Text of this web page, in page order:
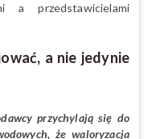
a przedstawicielami
a nie jedynie
przychylają się do
że waloryzacja